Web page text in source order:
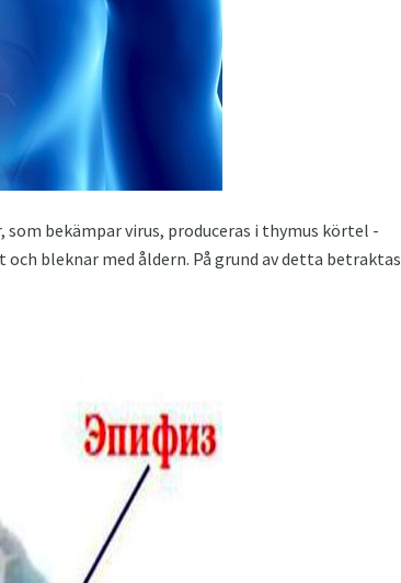
bekämpar virus, produceras i thymus körtel -
bleknar med åldern. På grund av detta betraktas